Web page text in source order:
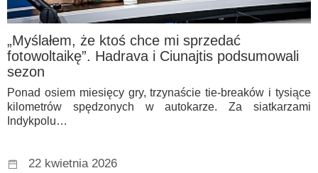
„Myślałem, że ktoś chce mi sprzedać
fotowoltaikę”. Hadrava i Ciunajtis podsumowali
sezon
Ponad osiem miesięcy gry, trzynaście tie-breaków i tysiące
kilometrów spędzonych w autokarze. Za siatkarzami
Indykpolu…
22 kwietnia 2026